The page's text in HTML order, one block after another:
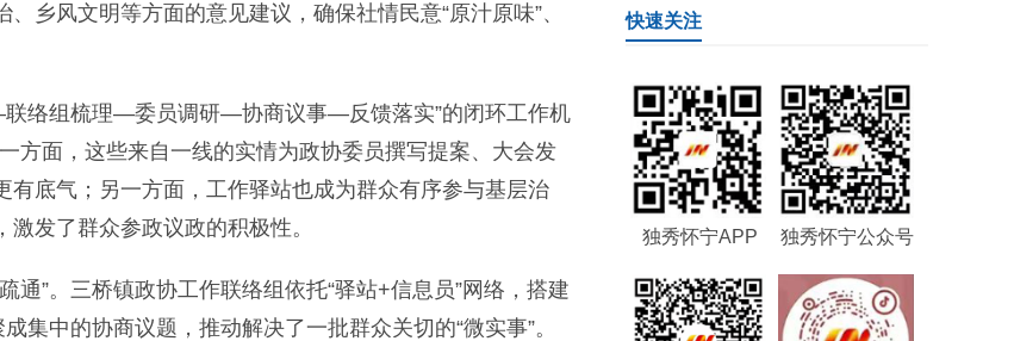
乡风文明等方面的意见建议，确保社情民意“原汁原味”、
络组梳理—委员调研—协商议事—反馈落实”的闭环工作机
方面，这些来自一线的实情为政协委员撰写提案、大会发
底气；另一方面，工作驿站也成为群众有序参与基层治
发了群众参政议政的积极性。
”。三桥镇政协工作联络组依托“驿站+信息员”网络，搭建
集中的协商议题，推动解决了一批群众关切的“微实事”。
快速关注
独秀怀宁APP 独秀怀宁公众号